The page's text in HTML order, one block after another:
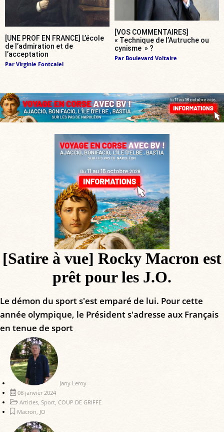
[UNE PROF EN FRANCE] L’école
de l’admiration et de
l’acceptation
Par Virginie Fontcalel
[VOS COMMENTAIRES]
« Technique de l’Autruche ou
cynisme » ?
Par Boulevard Voltaire
[Satire à vue] Rocky Macron est
prêt pour les J.O.
Le démon du sport s'est emparé de lui. Pour cette
année olympique, le Président s'adresse aux Français
en tenue de sport
Jany Leroy
08 janvier 2024
Articles, Sport, COUP DE GRIFFE
Macron, JO